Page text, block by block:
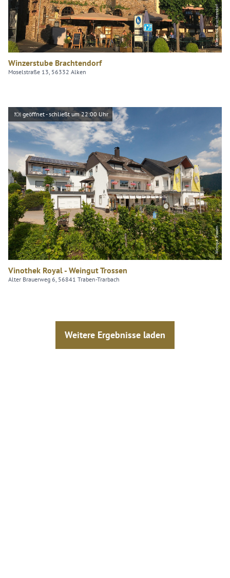
Winzerhof Brachtendorf
Winzerstube Brachtendorf
Moselstraße 13, 56332 Alken
Weingut Trossen
geöffnet - schließt um 22:00 Uhr
Vinothek Royal - Weingut Trossen
Alter Brauerweg 6, 56841 Traben-Trarbach
Weitere Ergebnisse laden